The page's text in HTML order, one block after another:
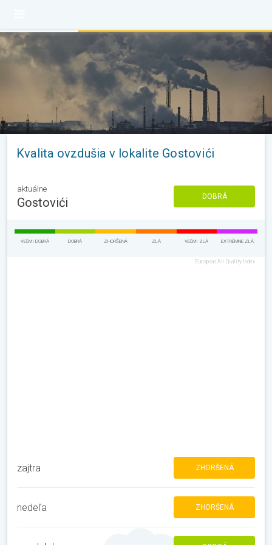
Kvalita ovzdušia v lokalite Gostovići
aktuálne
Gostovići DOBRÁ
VEĽMI DOBRÁ DOBRÁ ZHORŠENÁ ZLÁ VEĽMI ZLÁ EXTRÉMNE ZLÁ
European Air Quality Index
zajtra ZHORŠENÁ
nedeľa ZHORŠENÁ